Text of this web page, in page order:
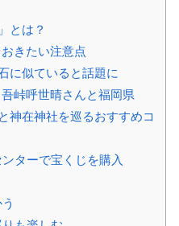
とは？
きたい注意点
に似ていると話題に
峠呼世晴さんと福岡県
神在神社を巡るおすすめコ
ターで宝くじを購入